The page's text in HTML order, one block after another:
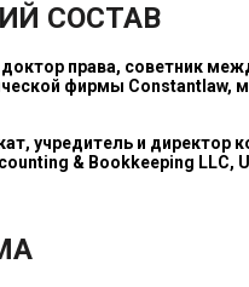
СОСТАВ
права, советник
фирмы Constantlaw,
учредитель и директор
& Bookkeeping LLC,